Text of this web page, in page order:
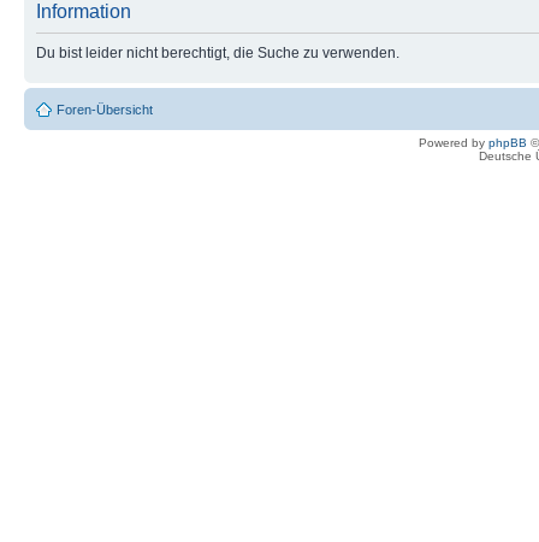
Information
Du bist leider nicht berechtigt, die Suche zu verwenden.
Foren-Übersicht
Powered by phpBB
Deutsche